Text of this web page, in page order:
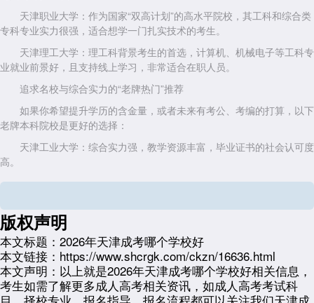
天津职业大学：作为国家“双高计划”的高水平院校，其工科和综合类
专科专业实力很强，适合想学一门扎实技术的考生。
天津理工大学：理工科背景考生的首选，计算机、机械电子等工科专
业就业前景好，且支持线上学习，非常适合在职人员。
追求名校与综合实力的“老牌热门”推荐
如果你希望提升学历的含金量，或者未来有考公、考编的打算，以下
老牌本科院校是更好的选择：
天津工业大学：综合实力强，教学资源丰富，毕业证书的社会认可度
高。
天津财经大学：想在财会、金融、工商管理领域深耕的考生首选，专
天津师范大学：教育学、汉语言文学、法学等文科专业实力强劲。如
果你想从事教育行业或考教师编，这所学校是绝佳选择。
河北工业大学：作为211名校(在津招生)，录取分数线相对友好，且
部分专业校考全程线上完成，拿证相对轻松。
特定专业领域的“对口”推荐
版权声明
本文标题： 2026年天津成考哪个学校好
本文链接： https://www.shcrgk.com/ckzn/16636.html
本文声明： 以上就是2026年天津成考哪个学校好相关信息，
考生如需了解更多成人高考相关资讯，如成人高考考试科